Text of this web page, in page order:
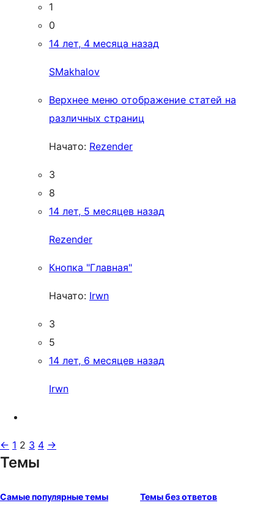
1
0
14 лет, 4 месяца назад
SMakhalov
Верхнее меню отображение статей на
различных страниц
Начато: Rezender
3
8
14 лет, 5 месяцев назад
Rezender
Кнопка "Главная"
Начато: Irwn
3
5
14 лет, 6 месяцев назад
Irwn
← 1 2 3 4 →
Темы
Самые популярные темы Темы без ответов